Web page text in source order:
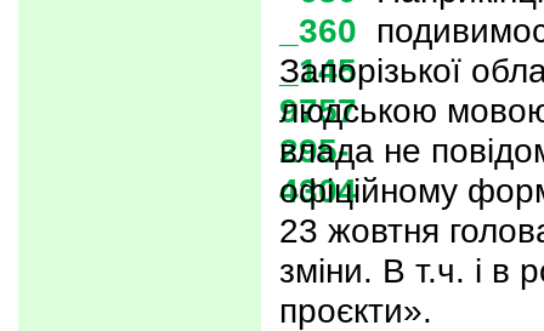
Запорізької
людською
влада не
офіційному
23 жовтня
зміни. В т.ч. і в
проєкти».